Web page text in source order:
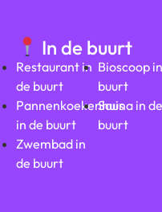
In de buurt
Restaurant in
de buurt
Pannenkoekenhuis
in de buurt
Zwembad in
de buurt
Bioscoop
buurt
Sauna in de
buurt